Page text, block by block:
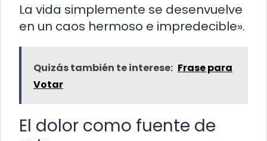
La vida simplemente se desenvuelve
en un caos hermoso e impredecible».
Quizás también te interese: Frase para
Votar
El dolor como fuente de